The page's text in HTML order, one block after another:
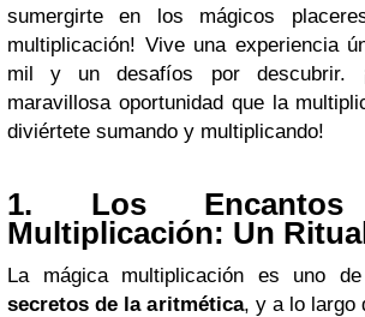
sumergirte en los mágicos
multiplicación! Vive una experiencia
mil y un desafíos por descubrir.
maravillosa oportunidad que la
diviértete sumando y multiplicando!
1. Los
Multiplicación: Un
La mágica multiplicación es uno
secretos de la aritmética, y a lo largo